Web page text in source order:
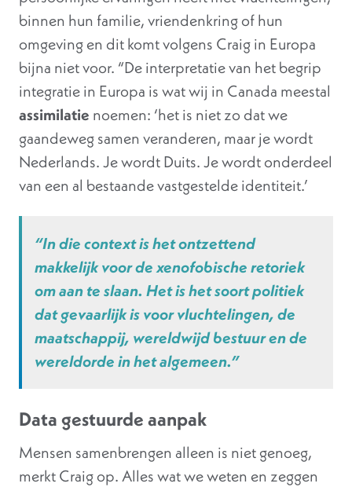
binnen hun familie, vriendenkring of hun
omgeving en dit komt volgens Craig in Europa
bijna niet voor. “De interpretatie van het begrip
integratie in Europa is wat wij in Canada meestal
assimilatie noemen: ‘het is niet zo dat we
gaandeweg samen veranderen, maar je wordt
Nederlands. Je wordt Duits. Je wordt onderdeel
van een al bestaande vastgestelde identiteit.’
“In die context is het ontzettend
makkelijk voor de xenofobische retoriek
om aan te slaan. Het is het soort politiek
dat gevaarlijk is voor vluchtelingen, de
maatschappij, wereldwijd bestuur en de
wereldorde in het algemeen.”
Data gestuurde aanpak
Mensen samenbrengen alleen is niet genoeg,
merkt Craig op. Alles wat we weten en zeggen